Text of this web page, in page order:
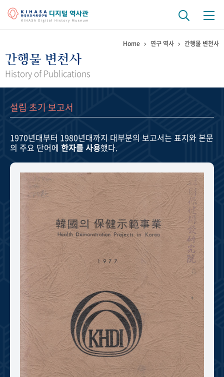
걸어온 길 기관 변천사
정책과 연구 키워드로 보는 연구 역사
연구자들
기록물 아카이브
사진 아카이브 문서 기록물 행정박물 영상 기록물
주년 기념
성과 50선 숫자로 보는 50년 50+1주년 광장
세계와 함께 한 KIHASA
VR 역사관
Home 연구 역사 간행물 변천사
간행물 변천사
History of Publications
설립 초기 보고서
1970년대부터 1980년대까지 대부분의 보고서는 표지와 본문
의 주요 단어에 한자를 사용했다.